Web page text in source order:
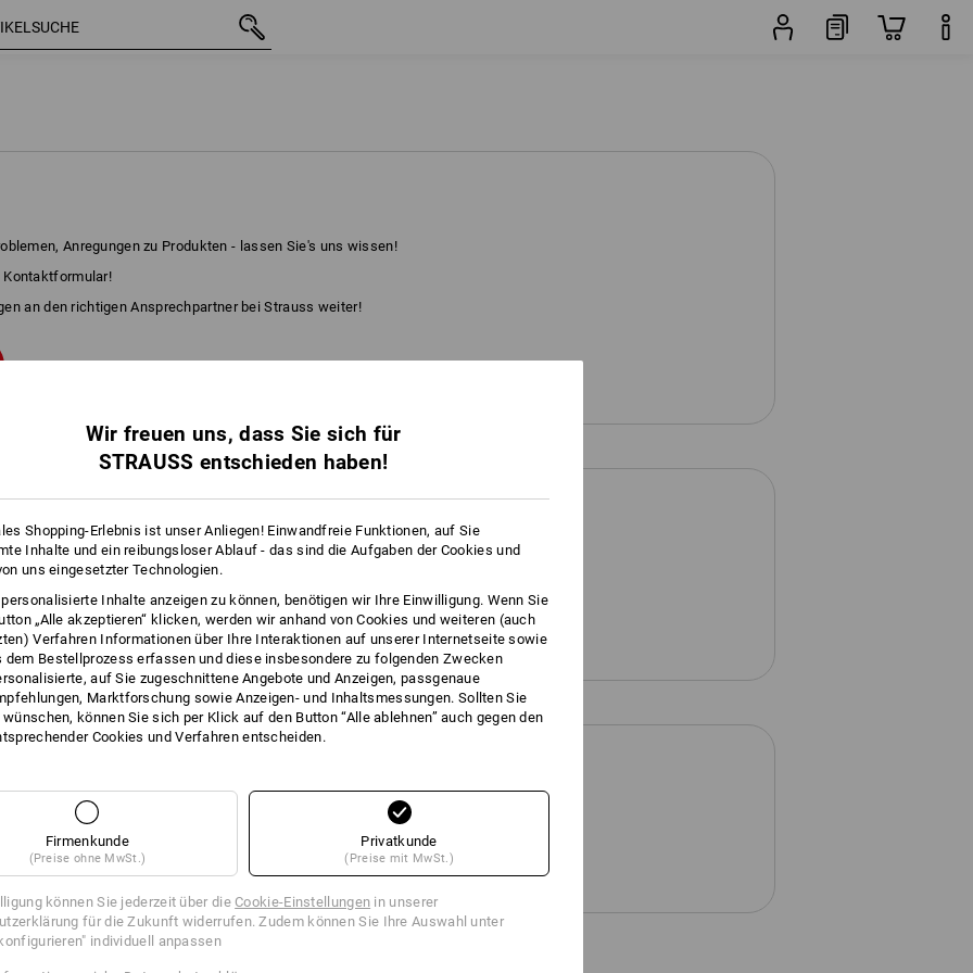
Anregungen zu Produkten - lassen Sie's uns wissen!
Kontaktformular!
an den richtigen Ansprechpartner bei Strauss weiter!
finden Sie auch auf unserer FAQ-Seite.
Montag bis Freitag
07.00 - 20.00 Uhr
Fax: 07 32 / 33 67 13
info@strauss.at
Wir freuen uns, dass Sie sich für
STRAUSS entschieden haben!
Shopping-Erlebnis ist unser Anliegen! Einwandfreie Funktionen, auf Sie
Inhalte und ein reibungsloser Ablauf - das sind die Aufgaben der Cookies und
uns eingesetzter Technologien.
Inhalte anzeigen zu können, benötigen wir Ihre Einwilligung. Wenn Sie
„Alle akzeptieren“ klicken, werden wir anhand von Cookies und weiteren (auch
Verfahren Informationen über Ihre Interaktionen auf unserer Internetseite sowie
dem Bestellprozess erfassen und diese insbesondere zu folgenden Zwecken
auf Sie zugeschnittene Angebote und Anzeigen, passgenaue
Marktforschung sowie Anzeigen- und Inhaltsmessungen. Sollten Sie
können Sie sich per Klick auf den Button “Alle ablehnen” auch gegen den
Cookies und Verfahren entscheiden.
Firmenkunde
(Preise ohne MwSt.)
Privatkunde
(Preise mit MwSt.)
können Sie jederzeit über dieCookie-Einstellungen in unserer
für die Zukunft widerrufen. Zudem können Sie Ihre Auswahl unter
individuell anpassen